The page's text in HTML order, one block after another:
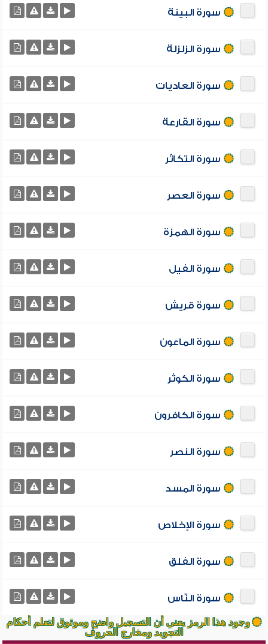
سورة البينة
سورة الزلزلة
سورة العاديات
سورة القارعة
سورة التكاثر
سورة العصر
سورة الهمزة
سورة الفيل
سورة قريش
سورة الماعون
سورة الكوثر
سورة الكافرون
سورة النصر
سورة المسد
سورة الإخلاص
سورة الفلق
سورة النّاس
وجود هذا الرمز يعني أن التسجيل واضح وموثوق لتعلم أحكام
التجويد ومخارج الحروف